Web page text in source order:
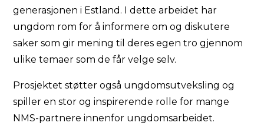
generasjonen i Estland. I dette arbeidet har
ungdom rom for å informere om og diskutere
saker som gir mening til deres egen tro gjennom
ulike temaer som de får velge selv.
Prosjektet støtter også ungdomsutveksling og
spiller en stor og inspirerende rolle for mange
NMS-partnere innenfor ungdomsarbeidet.